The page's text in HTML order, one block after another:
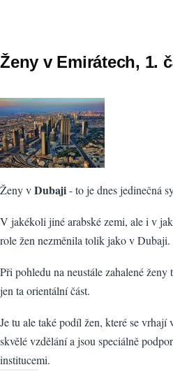
Ženy v Emirátech, 1.
Ženy vDubaji- to je dnes jedinečná
V jakékoli jiné arabské zemi, ale i v
role žen nezměnila tolik jako v Dubaji.
Při pohledu na neustále zahalené
jen ta orientální část.
Je tu ale také podíl žen, které se vrhají
skvělé vzdělání a jsou speciálně
institucemi.